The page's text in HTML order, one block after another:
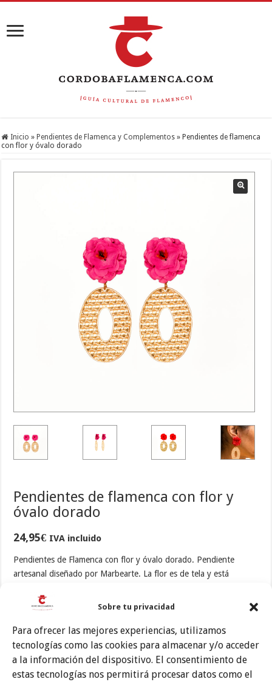
Sobre tu privacidad
Para ofrecer las mejores experiencias, utilizamos
tecnologías como las cookies para almacenar y/o acceder
a la información del dispositivo. El consentimiento de
estas tecnologías nos permitirá procesar datos como el
Inicio » Pendientes de Flamenca y Complementos » Pendientes de flamenca
con flor y óvalo dorado
Pendientes de flamenca con flor y
óvalo dorado
24,95€ IVA incluido
Pendientes de Flamenca con flor y óvalo dorado. Pendiente
artesanal diseñado por Marbearte. La flor es de tela y está